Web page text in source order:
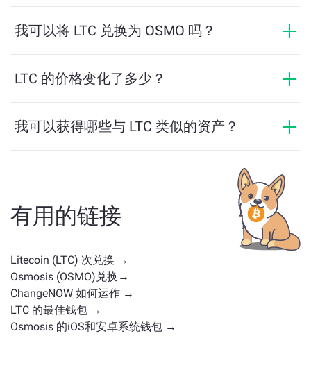
匿名。然而，如果您登录ChangeNOW Pro并完成验证，
我可以将 LTC 兑换为 OSMO 吗？
LTC，反之亦然。此外，ChangeNOW 还支持多链桥功
LTC 的价格变化了多少？
我可以获得哪些与 LTC 类似的资产？
用代币、治理币或其他类型。常见的替代方案包括具有
类似用途或市场定位的其他加密货币。请查看主交换页
面
上所有可供兑换的资产。
有用的链接
Litecoin (LTC) 次兑换 →
Osmosis (OSMO)兑换→
ChangeNOW 如何运作 →
LTC 的最佳钱包 →
Osmosis 的iOS和安卓系统钱包 →